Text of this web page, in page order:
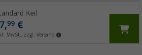
Keil
99€
MwSt., zzgl. Versand